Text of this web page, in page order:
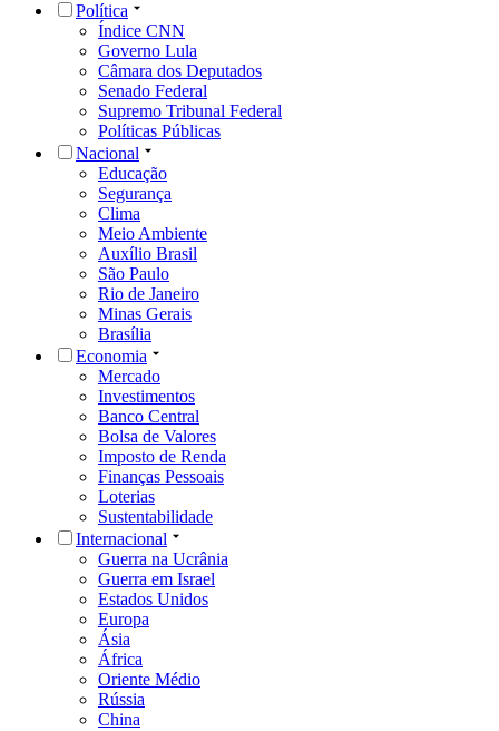
Política
Índice CNN
Governo Lula
Câmara dos Deputados
Senado Federal
Supremo Tribunal Federal
Políticas Públicas
Nacional
Educação
Segurança
Clima
Meio Ambiente
Auxílio Brasil
São Paulo
Rio de Janeiro
Minas Gerais
Brasília
Economia
Mercado
Investimentos
Banco Central
Bolsa de Valores
Imposto de Renda
Finanças Pessoais
Loterias
Sustentabilidade
Internacional
Guerra na Ucrânia
Guerra em Israel
Estados Unidos
Europa
Ásia
África
Oriente Médio
Rússia
China